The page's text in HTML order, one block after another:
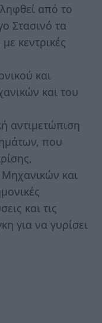
από το
Στασινό τα
κεντρικές
και
και του
αντιμετώπιση
που
και
και τις
για να γυρίσει